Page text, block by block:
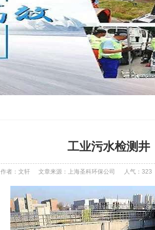
工业污水检测井
作者：文轩 文章来源：上海圣科环保公司 人气： 323